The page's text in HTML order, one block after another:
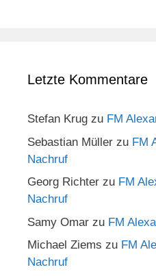
Letzte Kommentare
Stefan Krug zu FM
Sebastian Müller zu FM
Nachruf
Georg Richter zu FM
Nachruf
Samy Omar zu FM
Michael Ziems zu FM
Nachruf